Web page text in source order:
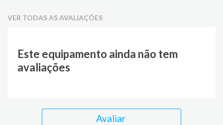
VER TODAS AS AVALIAÇÕES
Este equipamento ainda não tem
avaliações
Avaliar